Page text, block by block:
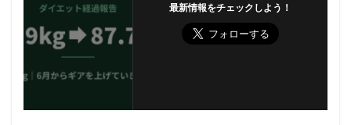
最新情報をチェックしよう！